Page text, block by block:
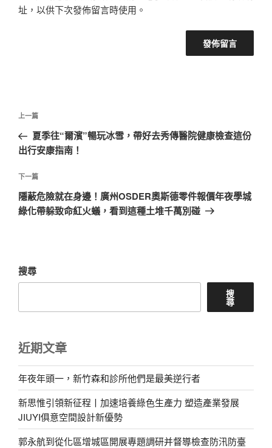
址，以供下次發佈留言時使用。
文
導
覽
上
一
篇
章
上一篇
夏季往“爾濱”暢玩冰雪，帶好去秀傳醫院健康檢查這份
出行安康指南！
下
一
篇
下一篇
隱蔽危險就在身邊！廣州OSDER奧斯德零件報價年夜學城
綠化帶躲致命紅火蟻，看到這種土堆千萬別碰
搜尋
搜
尋
近期文章
年夜年頭一，新竹森和診所他們是最美逆行者
新思惟引領新征程丨加速培養綠色生產力 塑造產業發展
JIUYI俱意空間設計新優勢
郭永航到從化區增城區開展專題調研并督導檢查防汛防臺